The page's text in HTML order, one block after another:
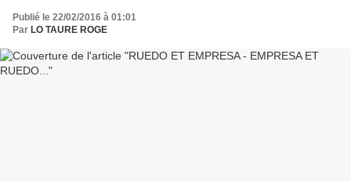
Publié le 22/02/2016 à 01:01
Par LO TAURE ROGE